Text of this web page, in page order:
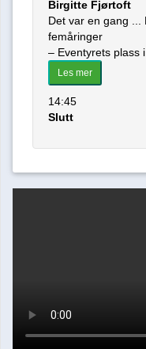
Birgitte Fjørtoft
Det var en gang ...
femåringer
– Eventyrets plass
Les mer
14:45
Slutt